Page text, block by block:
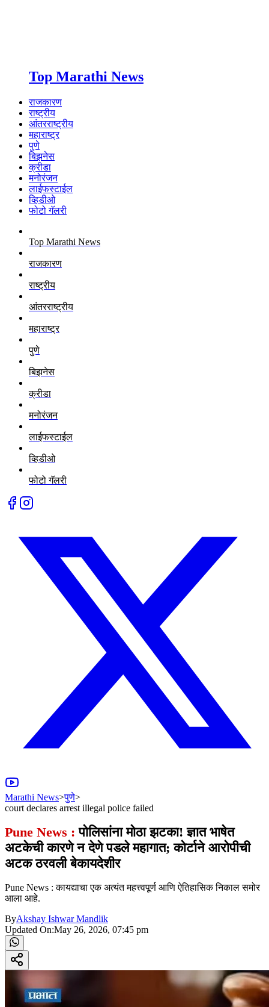
Top Marathi News
राजकारण
राष्ट्रीय
आंतरराष्ट्रीय
महाराष्ट्र
पुणे
बिझनेस
क्रीडा
मनोरंजन
लाईफस्टाईल
व्हिडीओ
फोटो गॅलरी
Top Marathi News
राजकारण
राष्ट्रीय
आंतरराष्ट्रीय
महाराष्ट्र
पुणे
बिझनेस
क्रीडा
मनोरंजन
लाईफस्टाईल
व्हिडीओ
फोटो गॅलरी
Marathi News>पुणे>
court declares arrest illegal police failed
Pune News : पोलिसांना मोठा झटका! ज्ञात भाषेत
अटकेची कारणे न देणे पडले महागात; कोर्टाने आरोपीची
अटक ठरवली बेकायदेशीर
Pune News : कायद्याचा एक अत्यंत महत्त्वपूर्ण आणि ऐतिहासिक निकाल समोर
आला आहे.
ByAkshay Ishwar Mandlik
Updated On:May 26, 2026, 07:45 pm